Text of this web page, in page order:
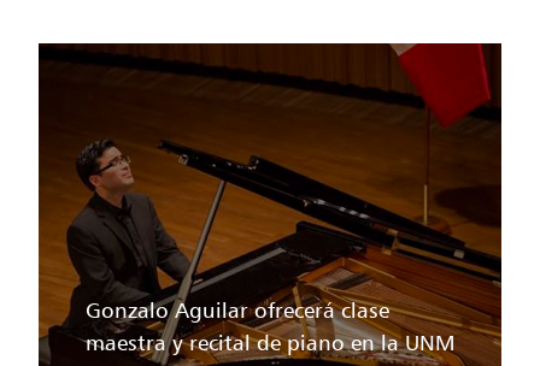
Gonzalo Aguilar ofrecerá clase
maestra y recital de piano en la UNM